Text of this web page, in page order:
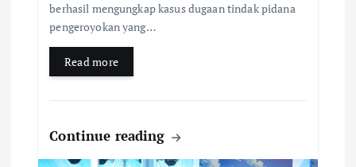
berhasil mengungkap kasus dugaan tindak pidana
pengeroyokan yang…
Read more
Continue reading